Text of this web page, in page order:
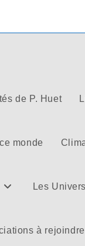
de P. Huet
monde
Les Univers
à